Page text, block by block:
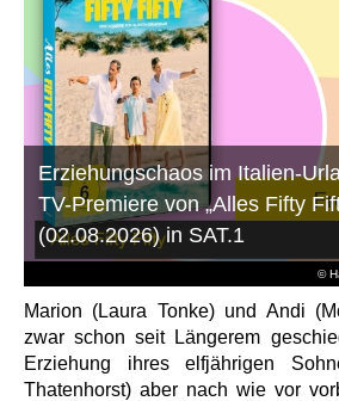
©
Erziehungschaos im Italien-
TV-Premiere von „Alles Fifty
(02.08.2026) in SAT.1
Marion (Laura Tonke) und Andi
zwar schon seit Längerem
Erziehung ihres elfjährigen
Thatenhorst) aber nach wie vor